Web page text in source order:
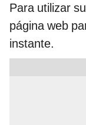
Para utilizar
página web
instante.